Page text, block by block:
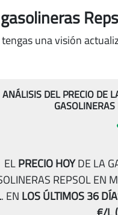
una visión
ANÁLISIS DEL PRECIO DE
ELPRECIO HOYDE LA
REPSOL EN
. EN LOS ÚLTIMOS 36